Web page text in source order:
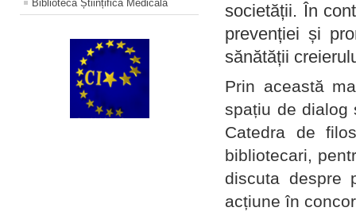
Biblioteca Științifică Medicală
societății. În
prevenției și
sănătății
Prin această
spațiu de dialog
Catedra de
bibliotecari,
discuta despre
acțiune în